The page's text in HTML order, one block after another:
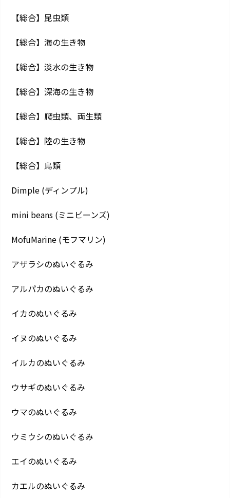
【総合】昆虫類
【総合】海の生き物
【総合】淡水の生き物
【総合】深海の生き物
【総合】爬虫類、両生類
【総合】陸の生き物
【総合】鳥類
Dimple (ディンプル)
mini beans (ミニビーンズ)
MofuMarine (モフマリン)
アザラシのぬいぐるみ
アルパカのぬいぐるみ
イカのぬいぐるみ
イヌのぬいぐるみ
イルカのぬいぐるみ
ウサギのぬいぐるみ
ウマのぬいぐるみ
ウミウシのぬいぐるみ
エイのぬいぐるみ
カエルのぬいぐるみ